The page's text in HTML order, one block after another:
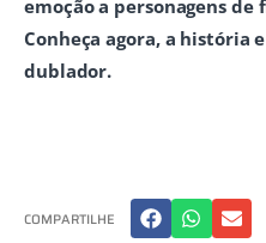
emoção a personagens de
Conheça agora, a história
dublador.
COMPARTILHE